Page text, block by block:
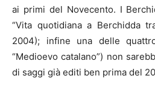
ai primi del Novecento. I
“Vita quotidiana a Berchidda
2004); infine una delle
“Medioevo catalano”) non
di saggi già editi ben prima del